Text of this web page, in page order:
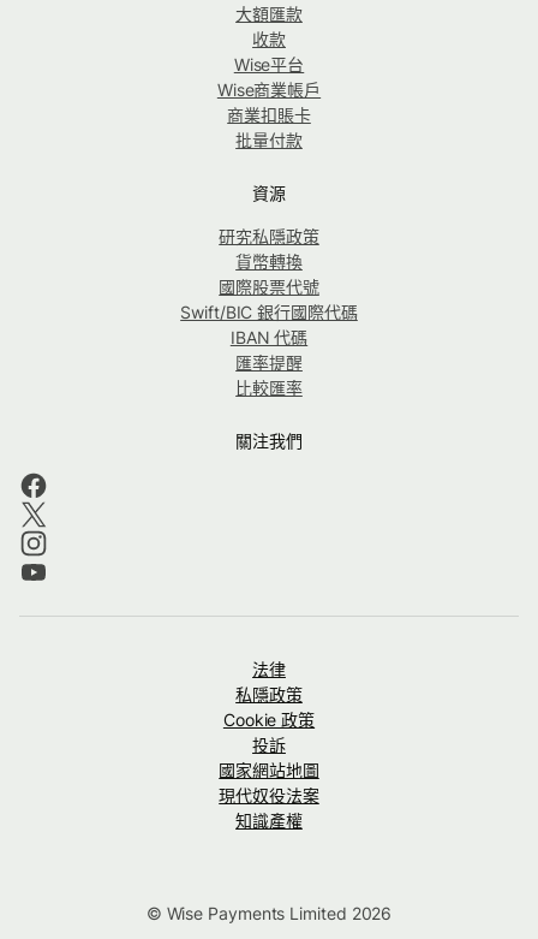
大額匯款
收款
Wise平台
Wise商業帳戶
商業扣賬卡
批量付款
資源
研究私隱政策
貨幣轉換
國際股票代號
Swift/BIC 銀行國際代碼
IBAN 代碼
匯率提醒
比較匯率
關注我們
法律
私隱政策
Cookie 政策
投訴
國家網站地圖
現代奴役法案
知識產權
© Wise Payments Limited 2026